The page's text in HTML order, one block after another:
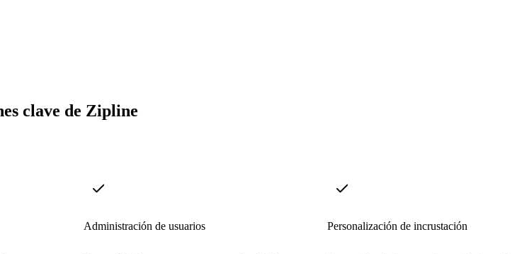
clave de Zipline
Administración de usuarios Personalización de incrustación